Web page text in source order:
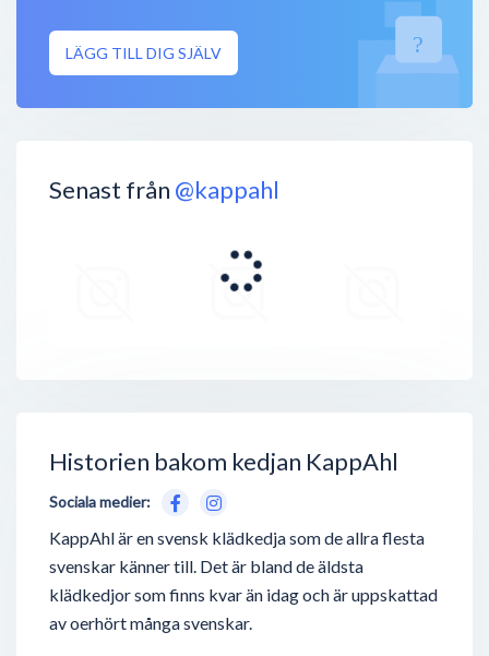
LÄGG TILL DIG SJÄLV
Senast från @kappahl
Historien bakom kedjan KappAhl
Sociala medier:
KappAhl är en svensk klädkedja som de allra flesta
svenskar känner till. Det är bland de äldsta
klädkedjor som finns kvar än idag och är uppskattad
av oerhört många svenskar.